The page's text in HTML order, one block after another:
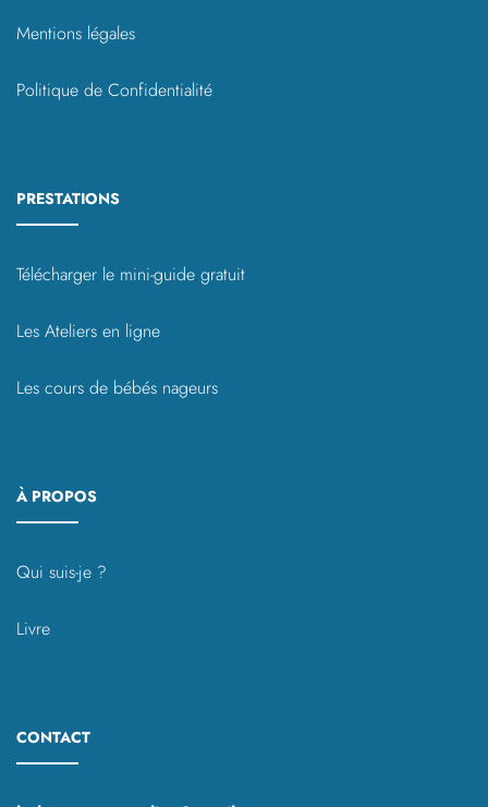
Mentions légales
Politique de Confidentialité
PRESTATIONS
Télécharger le mini-guide gratuit
Les Ateliers en ligne
Les cours de bébés nageurs
À PROPOS
Qui suis-je ?
Livre
CONTACT